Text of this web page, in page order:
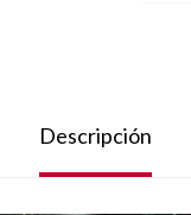
Descripción